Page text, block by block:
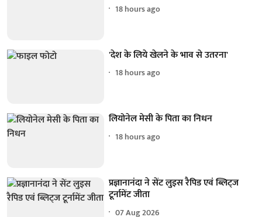
18 hours ago
'देश के लिये खेलने के भाव से उतरना'
18 hours ago
लियोनेल मेसी के पिता का निधन
18 hours ago
प्रज्ञानानंदा ने सेंट लुइस रैपिड एवं ब्लिट्ज
टूर्नामेंट जीता
07 Aug 2026